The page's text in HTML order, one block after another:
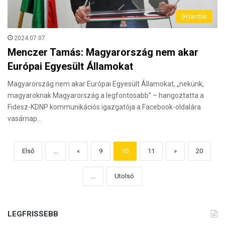
(H)arctér
2024.07.07.
Menczer Tamás: Magyarország nem akar
Európai Egyesült Államokat
Magyarország nem akar Európai Egyesült Államokat, „nekünk,
magyaroknak Magyarország a legfontosabb” – hangoztatta a
Fidesz-KDNP kommunikációs igazgatója a Facebook-oldalára
vasárnap…
Első « 9 10 11 » 20
Utolsó
LEGFRISSEBB